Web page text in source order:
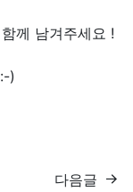
께 남겨주세요 !
)
다음글